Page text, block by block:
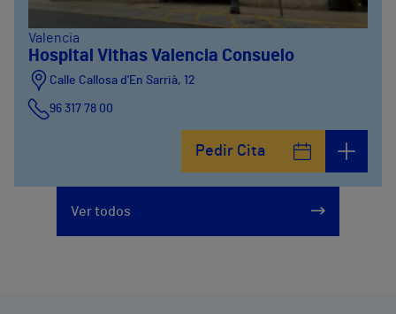
Valencia
Hospital Vithas Valencia Consuelo
Calle Callosa d’En Sarrià, 12
96 317 78 00
Pedir Cita
Ver todos